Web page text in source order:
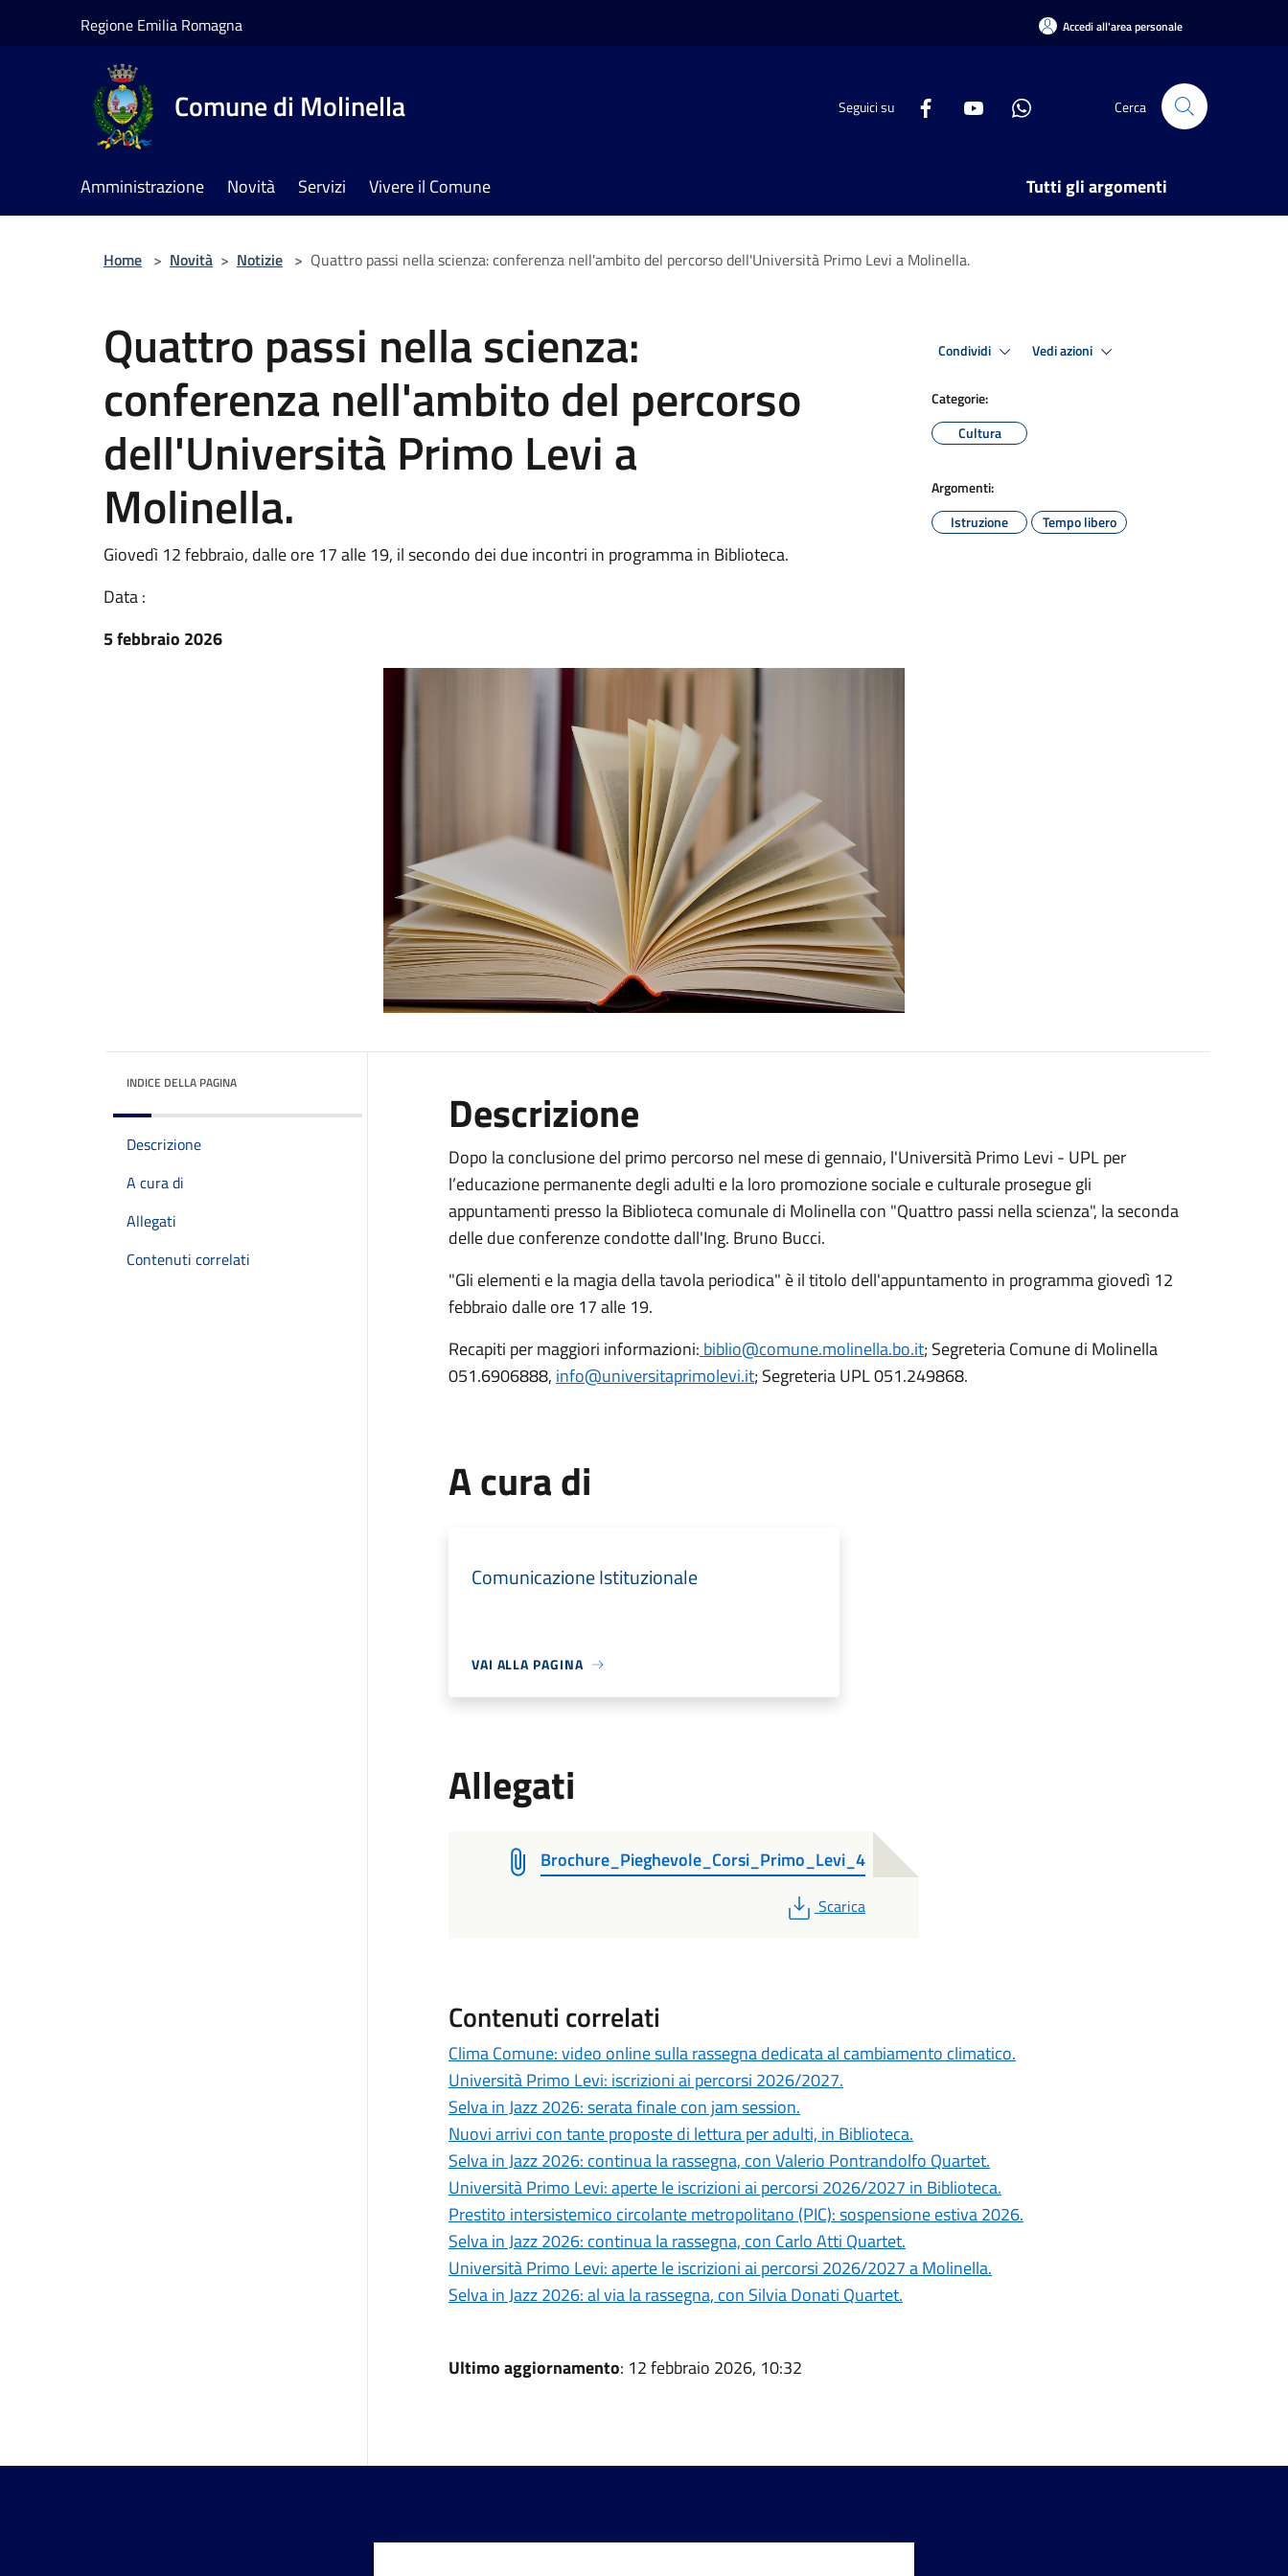
Regione Emilia Romagna Accedi all'area personale
Comune di Molinella Seguici su Cerca
Amministrazione Novità Servizi Vivere il Comune Tutti gli argomenti
Home > Novità > Notizie > Quattro passi nella scienza: conferenza nell'ambito del percorso dell'Università Primo Levi a Molinella.
Quattro passi nella scienza:
conferenza nell'ambito del percorso
dell'Università Primo Levi a
Molinella.
Giovedì 12 febbraio, dalle ore 17 alle 19, il secondo dei due incontri in programma in Biblioteca.
Data :
5 febbraio 2026
Condividi Vedi azioni
Categorie:
Cultura
Argomenti:
Istruzione
Tempo libero
INDICE DELLA PAGINA
Descrizione
A cura di
Allegati
Contenuti correlati
Descrizione
Dopo la conclusione del primo percorso nel mese di gennaio, l'Università Primo Levi - UPL per
l’educazione permanente degli adulti e la loro promozione sociale e culturale prosegue gli
appuntamenti presso la Biblioteca comunale di Molinella con "Quattro passi nella scienza", la seconda
delle due conferenze condotte dall'Ing. Bruno Bucci.
"Gli elementi e la magia della tavola periodica" è il titolo dell'appuntamento in programma giovedì 12
febbraio dalle ore 17 alle 19.
Recapiti per maggiori informazioni: biblio@comune.molinella.bo.it; Segreteria Comune di Molinella
051.6906888, info@universitaprimolevi.it; Segreteria UPL 051.249868.
A cura di
Comunicazione Istituzionale
VAI ALLA PAGINA
Allegati
Brochure_Pieghevole_Corsi_Primo_Levi_4
PDF
Scarica
Contenuti correlati
Clima Comune: video online sulla rassegna dedicata al cambiamento climatico.
Università Primo Levi: iscrizioni ai percorsi 2026/2027.
Selva in Jazz 2026: serata finale con jam session.
Nuovi arrivi con tante proposte di lettura per adulti, in Biblioteca.
Selva in Jazz 2026: continua la rassegna, con Valerio Pontrandolfo Quartet.
Università Primo Levi: aperte le iscrizioni ai percorsi 2026/2027 in Biblioteca.
Prestito intersistemico circolante metropolitano (PIC): sospensione estiva 2026.
Selva in Jazz 2026: continua la rassegna, con Carlo Atti Quartet.
Università Primo Levi: aperte le iscrizioni ai percorsi 2026/2027 a Molinella.
Selva in Jazz 2026: al via la rassegna, con Silvia Donati Quartet.
Ultimo aggiornamento: 12 febbraio 2026, 10:32